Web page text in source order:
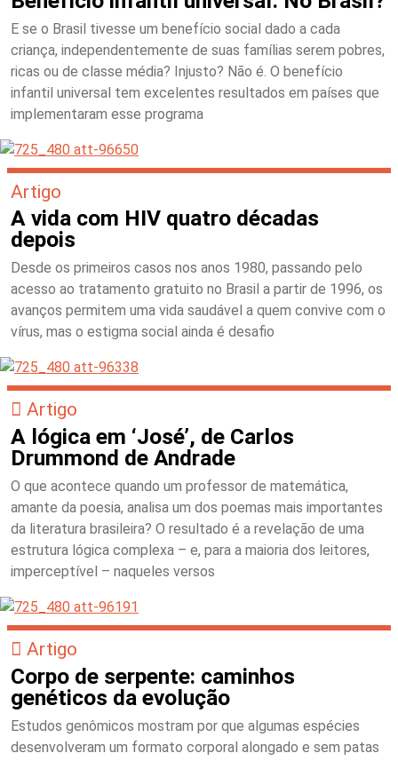
E se o Brasil tivesse um benefício social dado a cada
criança, independentemente de suas famílias serem pobres,
ricas ou de classe média? Injusto? Não é. O benefício
infantil universal tem excelentes resultados em países que
implementaram esse programa
Artigo
A vida com HIV quatro décadas
depois
Desde os primeiros casos nos anos 1980, passando pelo
acesso ao tratamento gratuito no Brasil a partir de 1996, os
avanços permitem uma vida saudável a quem convive com o
vírus, mas o estigma social ainda é desafio
Artigo
A lógica em ‘José’, de Carlos
Drummond de Andrade
O que acontece quando um professor de matemática,
amante da poesia, analisa um dos poemas mais importantes
da literatura brasileira? O resultado é a revelação de uma
estrutura lógica complexa – e, para a maioria dos leitores,
imperceptível – naqueles versos
Artigo
Corpo de serpente: caminhos
genéticos da evolução
Estudos genômicos mostram por que algumas espécies
desenvolveram um formato corporal alongado e sem patas